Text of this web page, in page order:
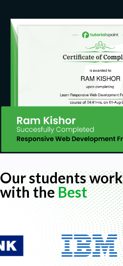
Our students work
with theBest